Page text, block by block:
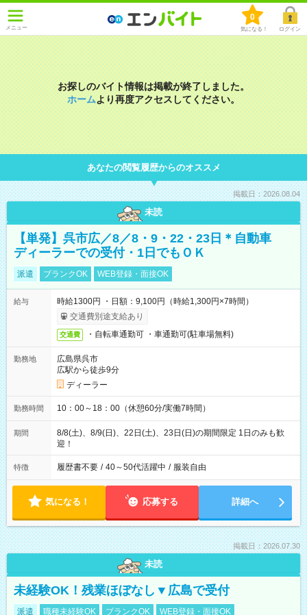
メニュー
0
気になる！ ログイン
お探しのバイト情報は掲載が終了しました。
ホームより再度アクセスしてください。
あなたの閲覧履歴からのオススメ
掲載日：2026.08.04
未読
【単発】呉市広／8／8・9・22・23日＊自動車
ディーラーでの受付・1日でもＯＫ
派遣 ブランクOK WEB登録・面接OK
給与
時給1300円 ・日額：9,100円（時給1,300円×7時間）
交通費別途支給あり
交通費 ・自転車通勤可 ・車通勤可(駐車場無料)
勤務地
広島県呉市
広駅から徒歩9分
ディーラー
勤務時間 10：00～18：00（休憩60分/実働7時間）
期間
8/8(土)、8/9(日)、22日(土)、23日(日)の期間限定 1日のみも歓
迎！
特徴 履歴書不要 / 40～50代活躍中 / 服装自由
気になる！ 応募する 詳細へ
掲載日：2026.07.30
未読
未経験OK！残業ほぼなし▼広島で受付
派遣 職種未経験OK ブランクOK WEB登録・面接OK